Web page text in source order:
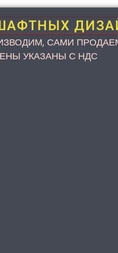
САМИ
УКАЗАНЫ С НДС